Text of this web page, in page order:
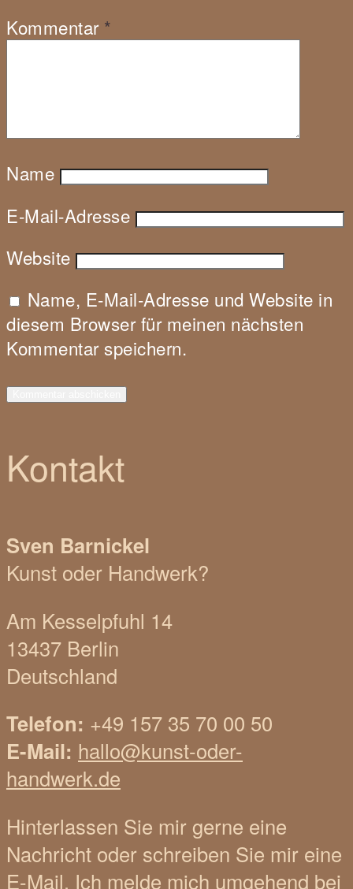
Kommentar *
Name
E-Mail-Adresse
Website
Name, E-Mail-Adresse und Website in
diesem Browser für meinen nächsten
Kommentar speichern.
Kontakt
Sven Barnickel
Kunst oder Handwerk?
Am Kesselpfuhl 14
13437 Berlin
Deutschland
Telefon: +49 157 35 70 00 50
E-Mail: hallo@kunst-oder-
handwerk.de
Hinterlassen Sie mir gerne eine
Nachricht oder schreiben Sie mir eine
E-Mail. Ich melde mich umgehend bei